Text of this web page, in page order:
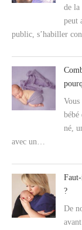
de la
peut
public, s’habiller
Vous
bébé
né,
avec un…
?
De